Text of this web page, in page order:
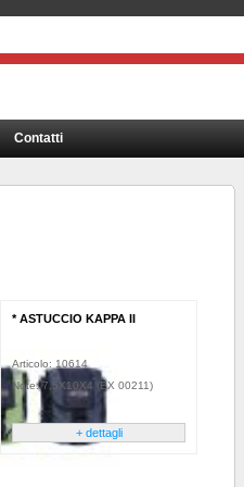
Contatti
* ASTUCCIO KAPPA II
Articolo: 10614
Note: 7,5X10X4 (EX 00211)
+ dettagli